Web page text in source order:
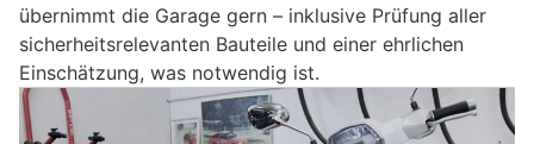
übernimmt die Garage gern – inklusive Prüfung aller
sicherheitsrelevanten Bauteile und einer ehrlichen
Einschätzung, was notwendig ist.